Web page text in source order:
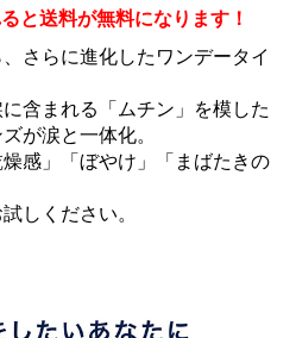
と送料が無料になります！
さらに進化したワンデータイ
含まれる「ムチン」を模した
が涙と一体化。
感」「ぼやけ」「まばたきの
しください。